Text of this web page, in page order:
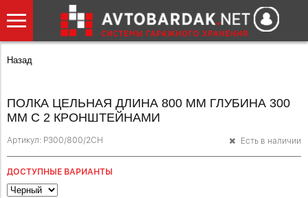
Назад
ПОЛКА ЦЕЛЬНАЯ ДЛИНА 800 ММ ГЛУБИНА 300
ММ С 2 КРОНШТЕЙНАМИ
Артикул: P300/800/2CH Есть в наличии
ДОСТУПНЫЕ ВАРИАНТЫ